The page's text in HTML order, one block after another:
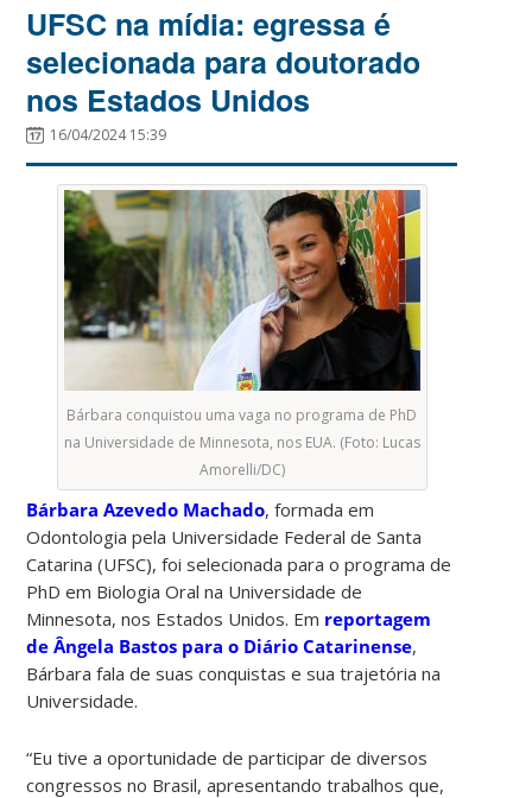
UFSC na mídia: egressa é
selecionada para doutorado
nos Estados Unidos
16/04/2024 15:39
Bárbara conquistou uma vaga no programa de PhD
na Universidade de Minnesota, nos EUA. (Foto: Lucas
Amorelli/DC)
Bárbara Azevedo Machado, formada em
Odontologia pela Universidade Federal de Santa
Catarina (UFSC), foi selecionada para o programa de
PhD em Biologia Oral na Universidade de
Minnesota, nos Estados Unidos. Em reportagem
de Ângela Bastos para o Diário Catarinense,
Bárbara fala de suas conquistas e sua trajetória na
Universidade.
“Eu tive a oportunidade de participar de diversos
congressos no Brasil, apresentando trabalhos que,